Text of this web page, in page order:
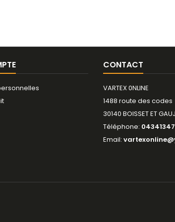
CONTACT
VARTEX 0NLINE
1488 route des codes
30140 BOISSET ET
Téléphone:
Email: